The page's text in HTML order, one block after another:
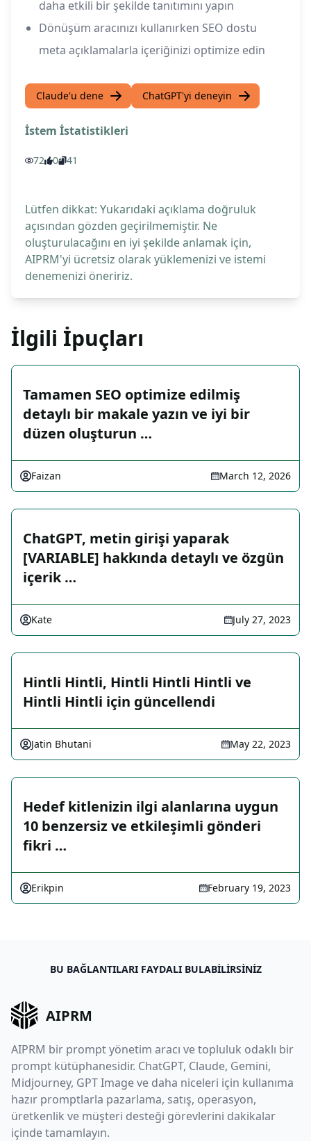
daha etkili bir şekilde tanıtımını yapın
Dönüşüm aracınızı kullanırken SEO dostu
meta açıklamalarla içeriğinizi optimize edin
Claude'u dene ChatGPT'yi deneyin
İstem İstatistikleri
72 0 41
Lütfen dikkat: Yukarıdaki açıklama doğruluk
açısından gözden geçirilmemiştir. Ne
oluşturulacağını en iyi şekilde anlamak için,
AIPRM'yi ücretsiz olarak yüklemenizi ve istemi
denemenizi öneririz.
İlgili İpuçları
Tamamen SEO optimize edilmiş
detaylı bir makale yazın ve iyi bir
düzen oluşturun …
Faizan March 12, 2026
ChatGPT, metin girişi yaparak
[VARIABLE] hakkında detaylı ve özgün
içerik …
Kate July 27, 2023
Hintli Hintli, Hintli Hintli Hintli ve
Hintli Hintli için güncellendi
Jatin Bhutani May 22, 2023
Hedef kitlenizin ilgi alanlarına uygun
10 benzersiz ve etkileşimli gönderi
fikri …
Erikpin February 19, 2023
BU BAĞLANTILARI FAYDALI BULABILIRSINIZ
AIPRM
AIPRM bir prompt yönetim aracı ve topluluk odaklı bir
prompt kütüphanesidir. ChatGPT, Claude, Gemini,
Midjourney, GPT Image ve daha niceleri için kullanıma
hazır promptlarla pazarlama, satış, operasyon,
üretkenlik ve müşteri desteği görevlerini dakikalar
içinde tamamlayın.